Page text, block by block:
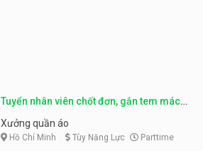
Tuyển nhân viên chốt đơn, gắn tem mác
sản phẩm
Xưởng quần áo
Hồ Chí Minh Tùy Năng Lực Parttime